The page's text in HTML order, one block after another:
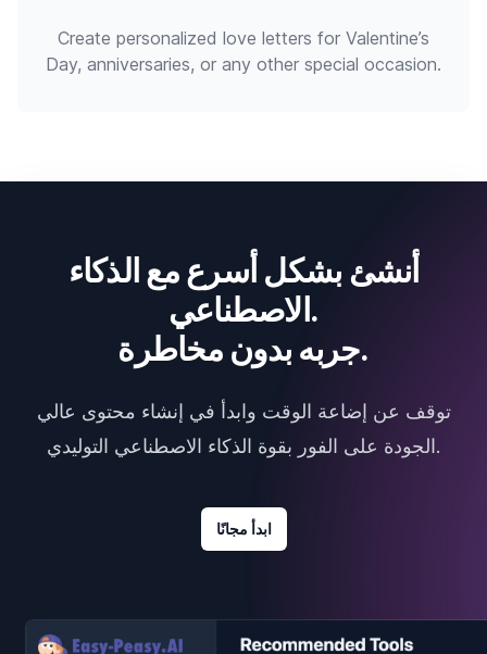
Create personalized love letters for Valentine’s
Day, anniversaries, or any other special occasion.
أنشئ بشكل أسرع مع الذكاء
الاصطناعي.
جربه بدون مخاطرة.
توقف عن إضاعة الوقت وابدأ في إنشاء محتوى عالي
الجودة على الفور بقوة الذكاء الاصطناعي التوليدي.
ابدأ مجانًا